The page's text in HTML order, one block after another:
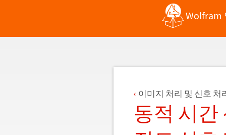
Wolfram
이미지 처리 및 신호 처
동적 시간